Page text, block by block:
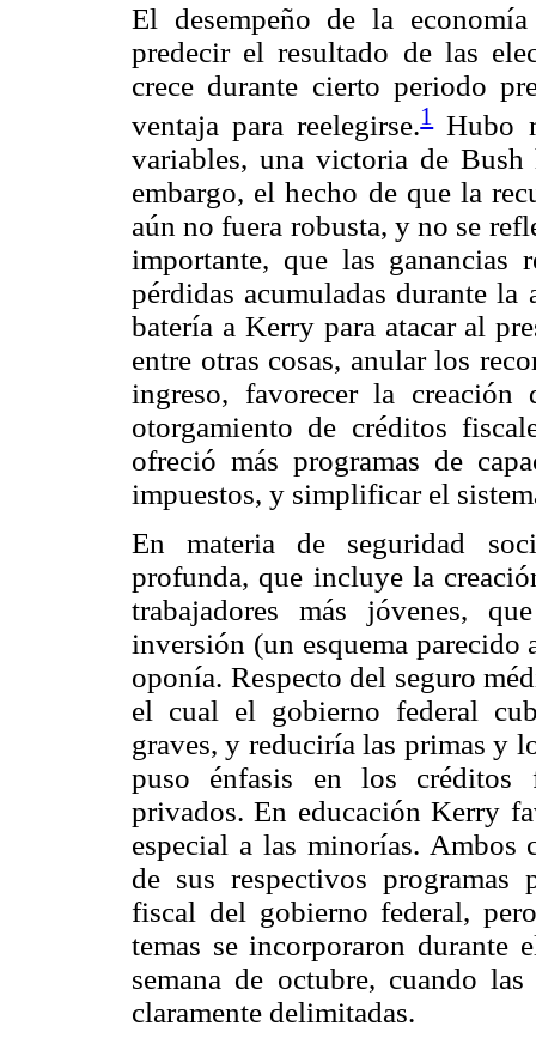
El desempeño de la
predecir el resultado de las
crece durante cierto periodo
ventaja para reelegirse.1Hubo
variables, una victoria de
embargo, el hecho de que la
aún no fuera robusta, y no se
importante, que las ganancias
pérdidas acumuladas durante
batería a Kerry para atacar al
entre otras cosas, anular los
ingreso, favorecer la creación
otorgamiento de créditos
ofreció más programas de
impuestos, y simplificar el
En materia de seguridad
profunda, que incluye la
trabajadores más jóvenes,
inversión (un esquema
oponía. Respecto del seguro
el cual el gobierno federal
graves, y reduciría las primas y
puso énfasis en los créditos
privados. En educación Kerry
especial a las minorías. Ambos
de sus respectivos
fiscal del gobierno federal,
temas se incorporaron durante
semana de octubre, cuando
claramente delimitadas.